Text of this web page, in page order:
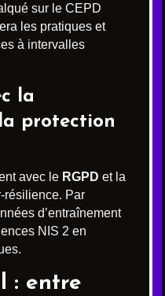
sur le CEPD
les pratiques et
à intervalles
la
protection
avec le RGPD et la
résilience. Par
d’entraînement
NIS 2 en
: entre